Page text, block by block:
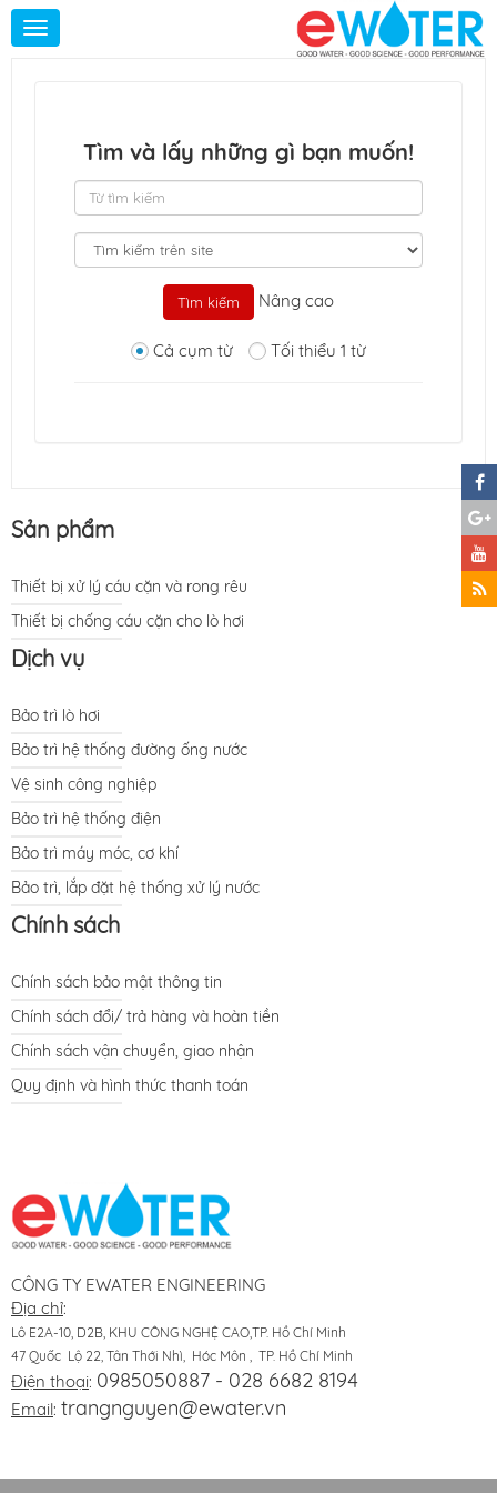
Toggle
navigation
Tìm và lấy những gì bạn muốn!
tìm
kiếm
kiếm
tại
Nâng cao
Cả cụm từ Tối thiểu 1 từ
Sản phẩm
Thiết bị xử lý cáu cặn và rong rêu
Thiết bị chống cáu cặn cho lò hơi
Dịch vụ
Bảo trì lò hơi
Bảo trì hệ thống đường ống nước
Vệ sinh công nghiệp
Bảo trì hệ thống điện
Bảo trì máy móc, cơ khí
Bảo trì, lắp đặt hệ thống xử lý nước
Chính sách
Chính sách bảo mật thông tin
Chính sách đổi/ trả hàng và hoàn tiền
Chính sách vận chuyển, giao nhận
Quy định và hình thức thanh toán
CÔNG TY EWATER ENGINEERING
Địa chỉ:
Lô E2A-10, D2B, KHU CÔNG NGHỆ CAO,TP. Hồ Chí Minh
47 Quốc Lộ 22, Tân Thới Nhì, Hóc Môn , TP. Hồ Chí Minh
Điện thoại: 0985050887 - 028 6682 8194
Email: trangnguyen@ewater.vn